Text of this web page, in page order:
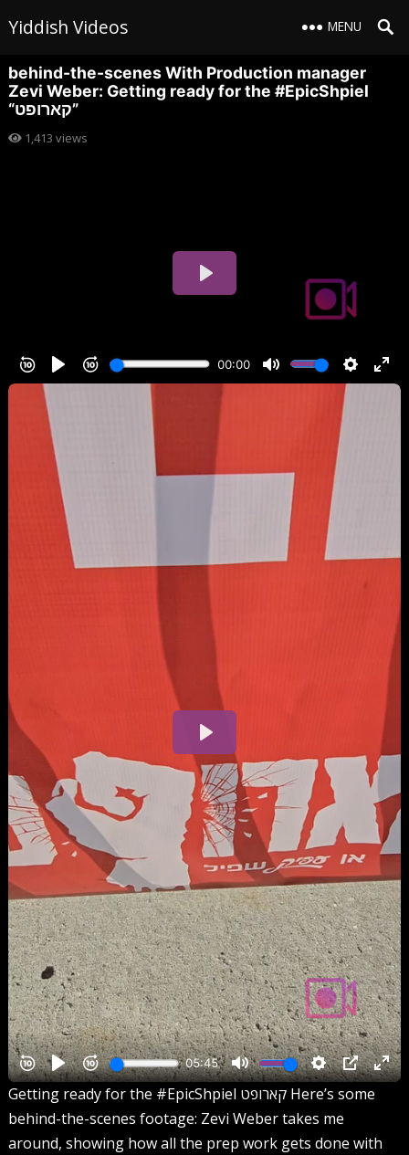
Yiddish Videos MENU
behind-the-scenes With Production manager
Zevi Weber: Getting ready for the #EpicShpiel
“קארופט”
1,413 views
Getting ready for the #EpicShpiel קארופט Here’s some
behind-the-scenes footage: Zevi Weber takes me
around, showing how all the prep work gets done with